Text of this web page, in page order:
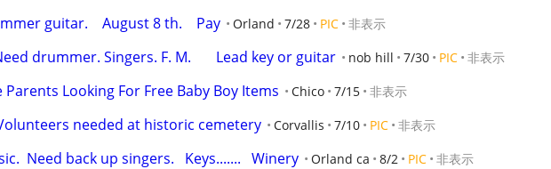
guitar.    August 8 th.    Pay Orland 7/28 PIC 非表示
drummer. Singers. F. M.       Lead key or guitar nob hill 7/30 PIC 非表示
Parents Looking For Free Baby Boy Items Chico 7/15 非表示
needed at historic cemetery Corvallis 7/10 PIC 非表示
Need back up singers.   Keys.......   Winery Orland ca 8/2 PIC 非表示